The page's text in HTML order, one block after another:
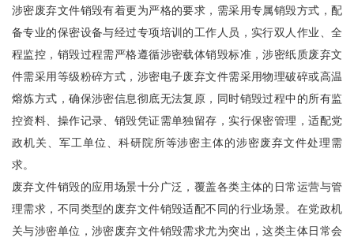
涉密废弃文件销毁有着更为严格的要求，需采用专属销毁方式，配
备专业的保密设备与经过专项培训的工作人员，实行双人作业、全
程监控，销毁过程需严格遵循涉密载体销毁标准，涉密纸质废弃文
件需采用等级粉碎方式，涉密电子废弃文件需采用物理破碎或高温
熔炼方式，确保涉密信息彻底无法复原，同时销毁过程中的所有监
控资料、操作记录、销毁凭证需单独留存，实行保密管理，适配党
政机关、军工单位、科研院所等涉密主体的涉密废弃文件处理需
求。
废弃文件销毁的应用场景十分广泛，覆盖各类主体的日常运营与管
理需求，不同类型的废弃文件销毁适配不同的行业场景。在党政机
关与涉密单位，涉密废弃文件销毁需求尤为突出，这类主体日常会